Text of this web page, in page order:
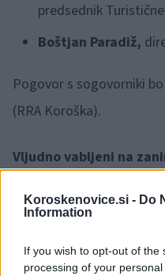
Koroskenovice.si - Do
Information
If you wish to opt-out of
processing of your
predsednik
Boštjan Paradiž,
Pogovor s sogovorniki
(RRA Koroška).
Vljudno vabljeni na
usmerjenost turizma